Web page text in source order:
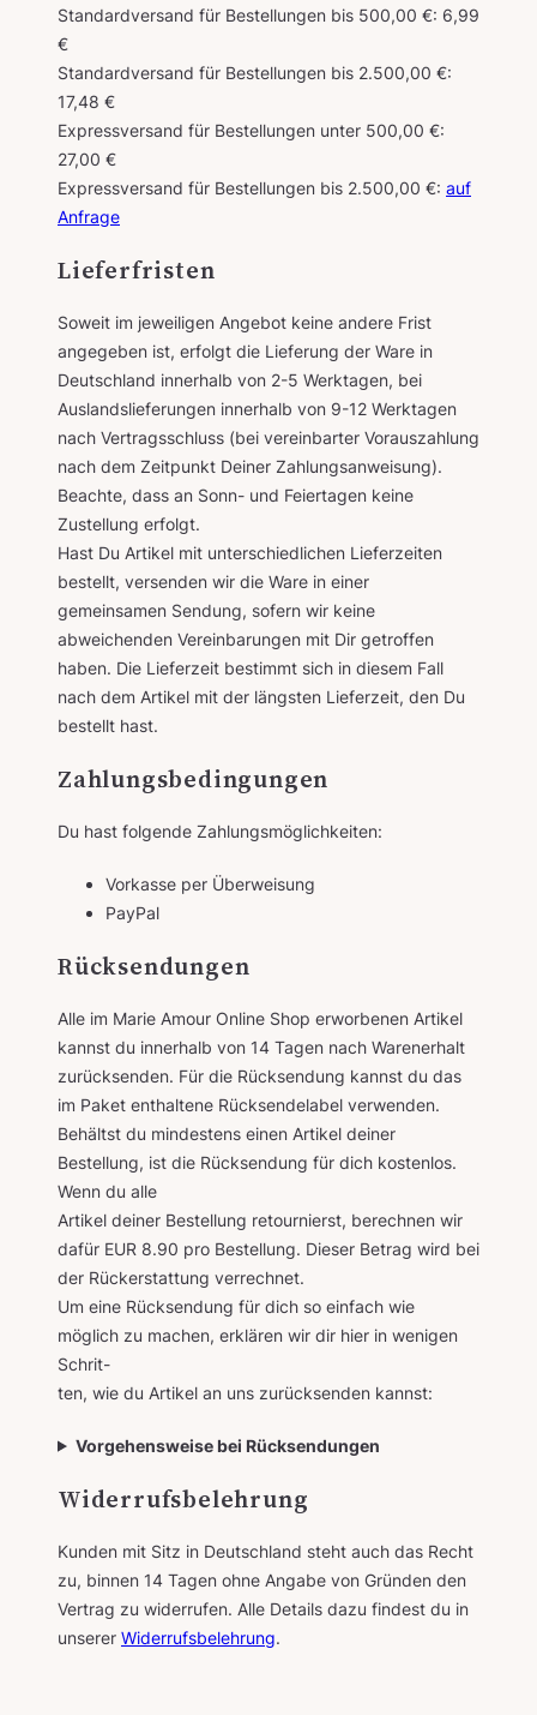
Standardversand für Bestellungen bis 500,00 €: 6,99
€
Standardversand für Bestellungen bis 2.500,00 €:
17,48 €
Expressversand für Bestellungen unter 500,00 €:
27,00 €
Expressversand für Bestellungen bis 2.500,00 €: auf
Anfrage
Lieferfristen
Soweit im jeweiligen Angebot keine andere Frist
angegeben ist, erfolgt die Lieferung der Ware in
Deutschland innerhalb von 2-5 Werktagen, bei
Auslandslieferungen innerhalb von 9-12 Werktagen
nach Vertragsschluss (bei vereinbarter Vorauszahlung
nach dem Zeitpunkt Deiner Zahlungsanweisung).
Beachte, dass an Sonn- und Feiertagen keine
Zustellung erfolgt.
Hast Du Artikel mit unterschiedlichen Lieferzeiten
bestellt, versenden wir die Ware in einer
gemeinsamen Sendung, sofern wir keine
abweichenden Vereinbarungen mit Dir getroffen
haben. Die Lieferzeit bestimmt sich in diesem Fall
nach dem Artikel mit der längsten Lieferzeit, den Du
bestellt hast.
Zahlungsbedingungen
Du hast folgende Zahlungsmöglichkeiten:
Vorkasse per Überweisung
PayPal
Rücksendungen
Alle im Marie Amour Online Shop erworbenen Artikel
kannst du innerhalb von 14 Tagen nach Warenerhalt
zurücksenden. Für die Rücksendung kannst du das
im Paket enthaltene Rücksendelabel verwenden.
Behältst du mindestens einen Artikel deiner
Bestellung, ist die Rücksendung für dich kostenlos.
Wenn du alle
Artikel deiner Bestellung retournierst, berechnen wir
dafür EUR 8.90 pro Bestellung. Dieser Betrag wird bei
der Rückerstattung verrechnet.
Um eine Rücksendung für dich so einfach wie
möglich zu machen, erklären wir dir hier in wenigen
Schrit-
ten, wie du Artikel an uns zurücksenden kannst:
Vorgehensweise bei Rücksendungen
Widerrufsbelehrung
Kunden mit Sitz in Deutschland steht auch das Recht
zu, binnen 14 Tagen ohne Angabe von Gründen den
Vertrag zu widerrufen. Alle Details dazu findest du in
unserer Widerrufsbelehrung.